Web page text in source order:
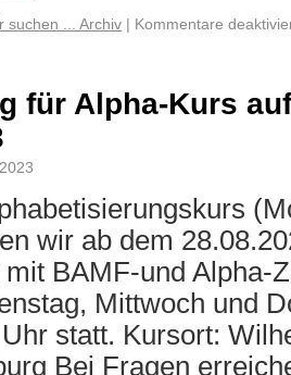
suchen ... Archiv | Kommentare
für Alpha-Kurs
wir ab dem
BAMF-und Alpha-
Mittwoch und
statt. Kursort:
Bei Fragen